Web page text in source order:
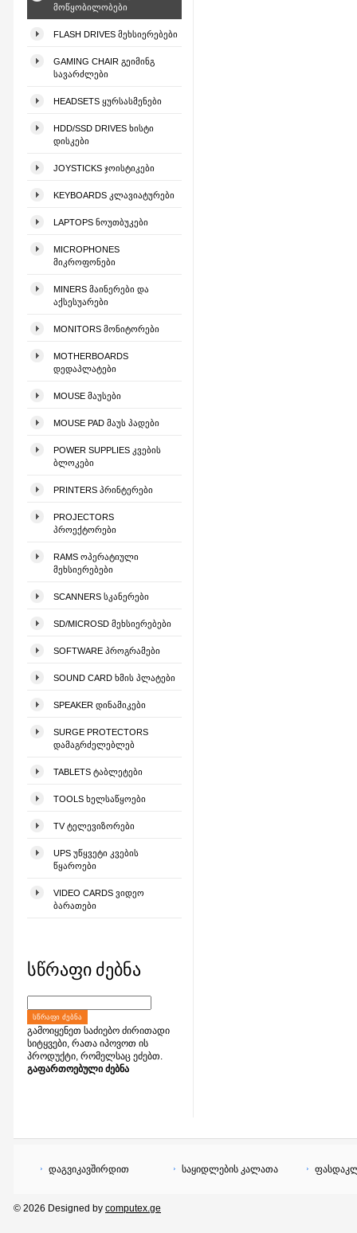
ᲛᲝᲬᲧᲝᲑᲘᲚᲝᲑᲔᲑᲘ
FLASH DRIVES ᲛᲔᲮᲡᲘᲔᲠᲔᲑᲔᲑᲘ
GAMING CHAIR ᲒᲔᲘᲛᲘᲜᲒ
ᲡᲐᲕᲐᲠᲫᲚᲔᲑᲘ
HEADSETS ᲧᲣᲠᲡᲐᲡᲛᲔᲜᲔᲑᲘ
HDD/SSD DRIVES ᲮᲘᲡᲢᲘ
ᲓᲘᲡᲙᲔᲑᲘ
JOYSTICKS ᲯᲝᲘᲡᲢᲘᲙᲔᲑᲘ
KEYBOARDS ᲙᲚᲐᲕᲘᲐᲢᲣᲠᲔᲑᲘ
LAPTOPS ᲜᲝᲣᲗᲑᲣᲙᲔᲑᲘ
MICROPHONES
ᲛᲘᲙᲠᲝᲤᲝᲜᲔᲑᲘ
MINERS ᲛᲐᲘᲜᲔᲠᲔᲑᲘ ᲓᲐ
ᲐᲥᲡᲔᲡᲣᲐᲠᲔᲑᲘ
MONITORS ᲛᲝᲜᲘᲢᲝᲠᲔᲑᲘ
MOTHERBOARDS
ᲓᲔᲓᲐᲞᲚᲐᲢᲔᲑᲘ
MOUSE ᲛᲐᲣᲡᲔᲑᲘ
MOUSE PAD ᲛᲐᲣᲡ ᲞᲐᲓᲔᲑᲘ
POWER SUPPLIES ᲙᲕᲔᲑᲘᲡ
ᲑᲚᲝᲙᲔᲑᲘ
PRINTERS ᲞᲠᲘᲜᲢᲔᲠᲔᲑᲘ
PROJECTORS
ᲞᲠᲝᲔᲥᲢᲝᲠᲔᲑᲘ
RAMS ᲝᲞᲔᲠᲐᲢᲘᲣᲚᲘ
ᲛᲔᲮᲡᲘᲔᲠᲔᲑᲔᲑᲘ
SCANNERS ᲡᲙᲐᲜᲔᲠᲔᲑᲘ
SD/MICROSD ᲛᲔᲮᲡᲘᲔᲠᲔᲑᲔᲑᲘ
SOFTWARE ᲞᲠᲝᲒᲠᲐᲛᲔᲑᲘ
SOUND CARD ᲮᲛᲘᲡ ᲞᲚᲐᲢᲔᲑᲘ
SPEAKER ᲓᲘᲜᲐᲛᲘᲙᲔᲑᲘ
SURGE PROTECTORS
ᲓᲐᲛᲐᲒᲠᲫᲔᲚᲔᲑᲚᲔᲑ
TABLETS ᲢᲐᲑᲚᲔᲢᲔᲑᲘ
TOOLS ᲮᲔᲚᲡᲐᲬᲧᲝᲔᲑᲘ
TV ᲢᲔᲚᲔᲕᲘᲖᲝᲠᲔᲑᲘ
UPS ᲣᲬᲧᲕᲔᲢᲘ ᲙᲕᲔᲑᲘᲡ
ᲬᲧᲐᲠᲝᲔᲑᲘ
VIDEO CARDS ᲕᲘᲓᲔᲝ
ᲑᲐᲠᲐᲗᲔᲑᲘ
სწრაფი ძებნა
ᲡᲬᲠᲐᲤᲘ ᲫᲔᲑᲜᲐ
გამოიყენეთ საძიებო ძირითადი
სიტყვები, რათა იპოვოთ ის
პროდუქტი, რომელსაც ეძებთ.
გაფართოებული ძებნა
დაგვიკავშირდით საყიდლების კალათა
© 2026 Designed by computex.ge